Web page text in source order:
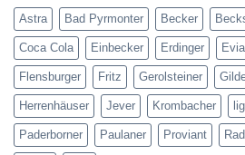
Astra Bad Pyrmonter Becker
Coca Cola Einbecker Erdinger
Flensburger Fritz Gerolsteiner
Herrenhäuser Jever Krombacher
Paderborner Paulaner Proviant